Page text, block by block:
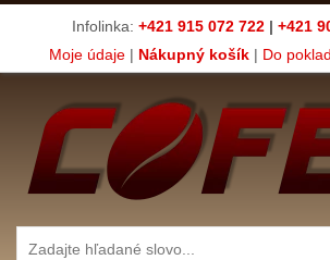
Infolinka: +421 915 072 722 | +421
Moje údaje| Nákupný košík| Do